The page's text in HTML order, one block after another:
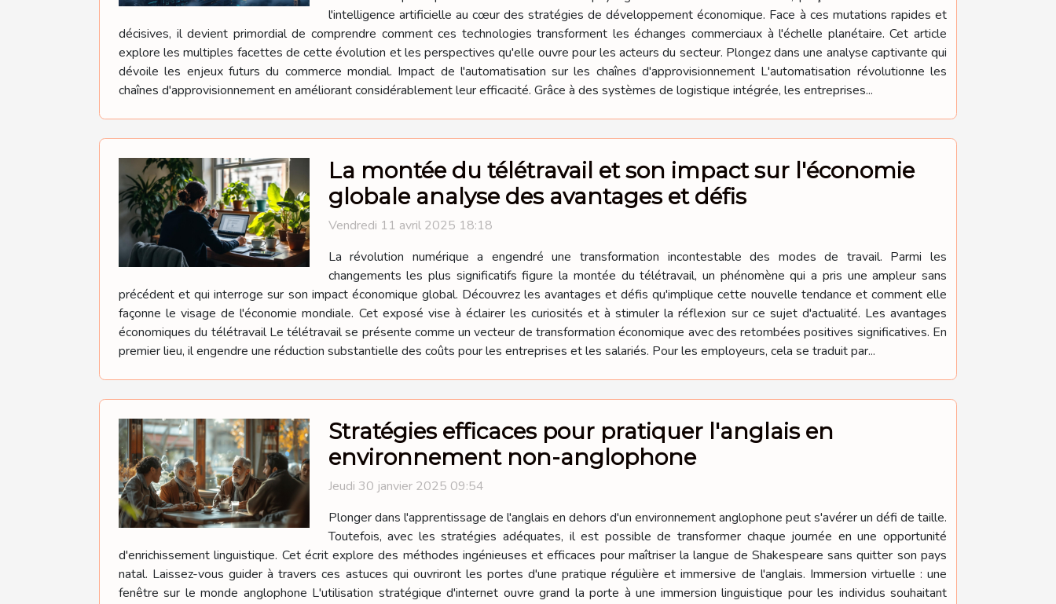
l'intelligence artificielle au cœur des stratégies de développement économique. Face à ces mutations rapides et
décisives, il devient primordial de comprendre comment ces technologies transforment les échanges commerciaux à l'échelle planétaire. Cet article
explore les multiples facettes de cette évolution et les perspectives qu'elle ouvre pour les acteurs du secteur. Plongez dans une analyse captivante qui
dévoile les enjeux futurs du commerce mondial. Impact de l'automatisation sur les chaînes d'approvisionnement L'automatisation révolutionne les
chaînes d'approvisionnement en améliorant considérablement leur efficacité. Grâce à des systèmes de logistique intégrée, les entreprises...
La montée du télétravail et son impact sur l'économie
globale analyse des avantages et défis
Vendredi 11 avril 2025 18:18
La révolution numérique a engendré une transformation incontestable des modes de travail. Parmi les
changements les plus significatifs figure la montée du télétravail, un phénomène qui a pris une ampleur sans
précédent et qui interroge sur son impact économique global. Découvrez les avantages et défis qu'implique cette nouvelle tendance et comment elle
façonne le visage de l'économie mondiale. Cet exposé vise à éclairer les curiosités et à stimuler la réflexion sur ce sujet d'actualité. Les avantages
économiques du télétravail Le télétravail se présente comme un vecteur de transformation économique avec des retombées positives significatives. En
premier lieu, il engendre une réduction substantielle des coûts pour les entreprises et les salariés. Pour les employeurs, cela se traduit par...
Stratégies efficaces pour pratiquer l'anglais en
environnement non-anglophone
Jeudi 30 janvier 2025 09:54
Plonger dans l'apprentissage de l'anglais en dehors d'un environnement anglophone peut s'avérer un défi de taille.
Toutefois, avec les stratégies adéquates, il est possible de transformer chaque journée en une opportunité
d'enrichissement linguistique. Cet écrit explore des méthodes ingénieuses et efficaces pour maîtriser la langue de Shakespeare sans quitter son pays
natal. Laissez-vous guider à travers ces astuces qui ouvriront les portes d'une pratique régulière et immersive de l'anglais. Immersion virtuelle : une
fenêtre sur le monde anglophone L'utilisation stratégique d'internet ouvre grand la porte à une immersion linguistique pour les individus souhaitant